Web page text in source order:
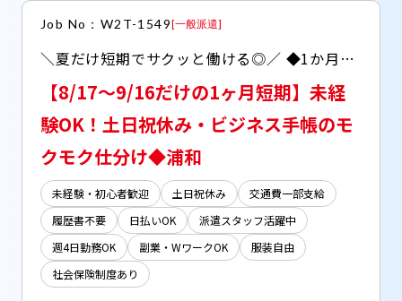
Job No：W2T-1549[一般派遣]
＼夏だけ短期でサクッと働ける◎／ ◆1か月間の期間限定 ◆月～金・週5固定・土日祝定休日
【8/17～9/16だけの1ヶ月短期】未経
験OK！土日祝休み・ビジネス手帳のモ
クモク仕分け◆浦和
未経験・初心者歓迎 土日祝休み
交通費一部支給
履歴書不要
日払いOK
派遣スタッフ活躍中
週4日勤務OK
副業・WワークOK
服装自由
社会保険制度あり